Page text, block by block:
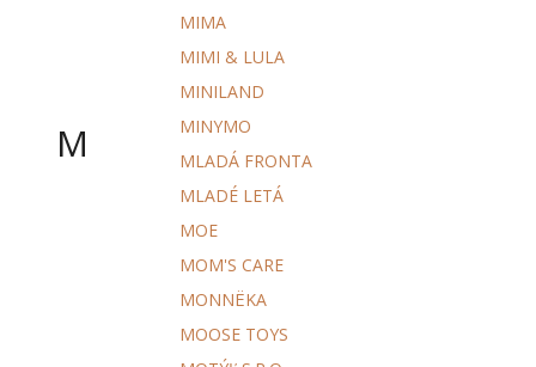
M
MIMA
MIMI & LULA
MINILAND
MINYMO
MLADÁ FRONTA
MLADÉ LETÁ
MOE
MOM'S CARE
MONNËKA
MOOSE TOYS